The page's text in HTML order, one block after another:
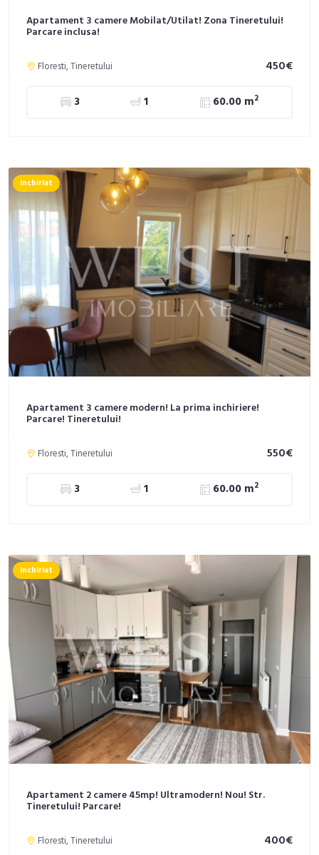
Apartament 3 camere Mobilat/Utilat! Zona Tineretului!
Parcare inclusa!
Floresti, Tineretului 450€
3 1 60.00 m2
inchiriat
Apartament 3 camere modern! La prima inchiriere!
Parcare! Tineretului!
Floresti, Tineretului 550€
3 1 60.00 m2
inchiriat
Apartament 2 camere 45mp! Ultramodern! Nou! Str.
Tineretului! Parcare!
Floresti, Tineretului 400€